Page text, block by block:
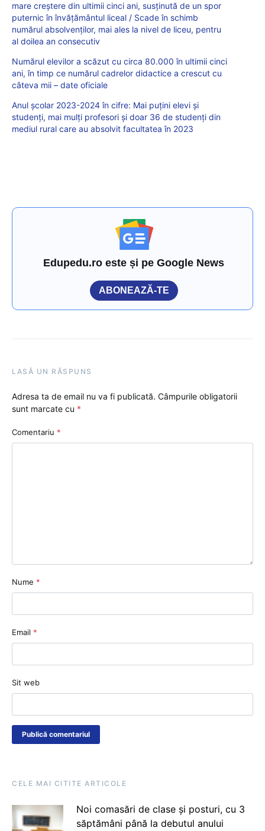
mare creștere din ultimii cinci ani, susținută de un spor
puternic în învățământul liceal / Scade în schimb
numărul absolvenților, mai ales la nivel de liceu, pentru
al doilea an consecutiv
Numărul elevilor a scăzut cu circa 80.000 în ultimii cinci
ani, în timp ce numărul cadrelor didactice a crescut cu
câteva mii – date oficiale
Anul școlar 2023-2024 în cifre: Mai puțini elevi și
studenți, mai mulți profesori și doar 36 de studenți din
mediul rural care au absolvit facultatea în 2023
Edupedu.ro este și pe Google News
ABONEAZĂ-TE
LASĂ UN RĂSPUNS
Adresa ta de email nu va fi publicată. Câmpurile obligatorii
sunt marcate cu *
Comentariu *
Nume *
Email *
Sit web
CELE MAI CITITE ARTICOLE
Noi comasări de clase și posturi, cu 3
săptămâni până la debutul anului